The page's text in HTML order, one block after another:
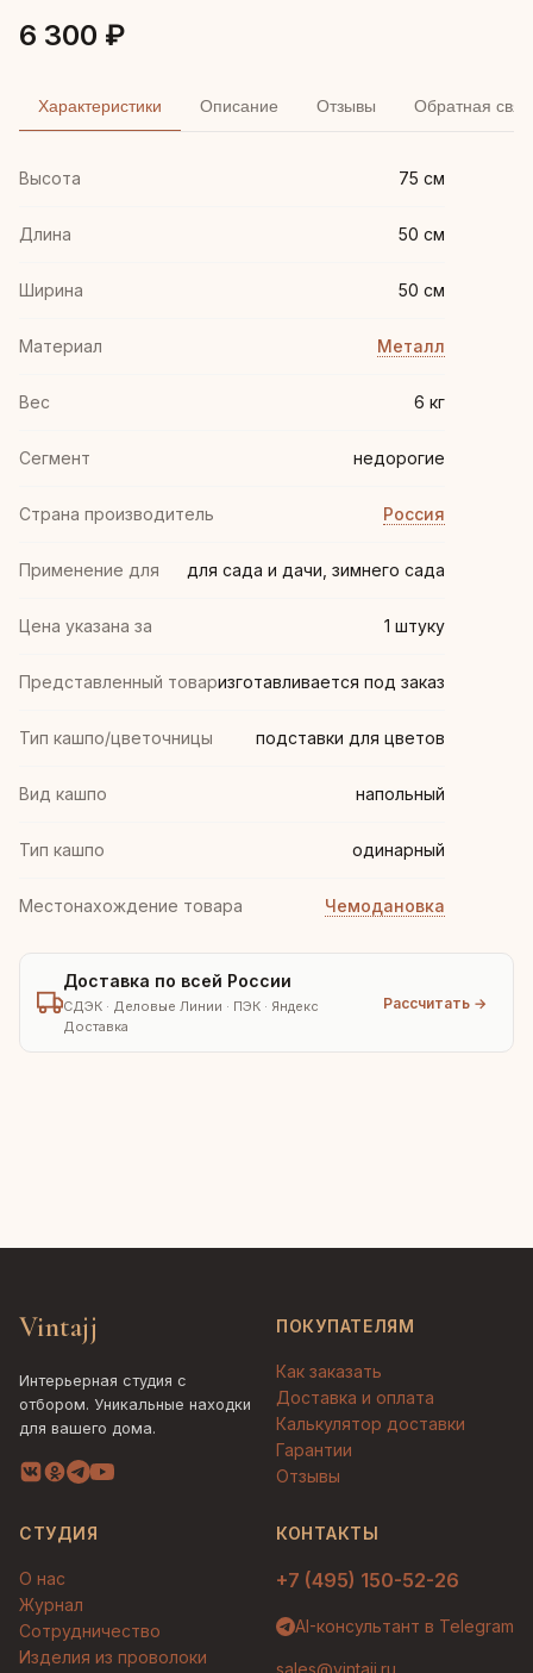
6 300 ₽
Характеристики Описание Отзывы Обратная
Высота 75 см
Длина 50 см
Ширина 50 см
Материал Металл
Вес 6 кг
Сегмент недорогие
Страна производитель Россия
Применение для для сада и дачи, зимнего сада
Цена указана за 1 штуку
Представленный товаризготавливается под заказ
Тип кашпо/цветочницы подставки для цветов
Вид кашпо напольный
Тип кашпо одинарный
Местонахождение товара Чемодановка
Доставка по всей России
СДЭК · Деловые Линии · ПЭК · Яндекс
Доставка
Рассчитать →
Vintajj
Интерьерная студия с
отбором. Уникальные находки
для вашего дома.
ПОКУПАТЕЛЯМ
Как заказать
Доставка и оплата
Калькулятор доставки
Гарантии
Отзывы
СТУДИЯ
О нас
Журнал
Сотрудничество
Изделия из проволоки
КОНТАКТЫ
+7 (495) 150-52-26
AI-консультант в Telegram